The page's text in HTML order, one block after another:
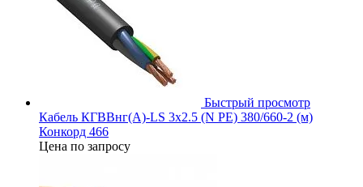
Быстрый просмотр
Кабель КГВВнг(А)-LS 3х2.5 (N PE) 380/660-2 (м)
Конкорд 466
Цена по запросу